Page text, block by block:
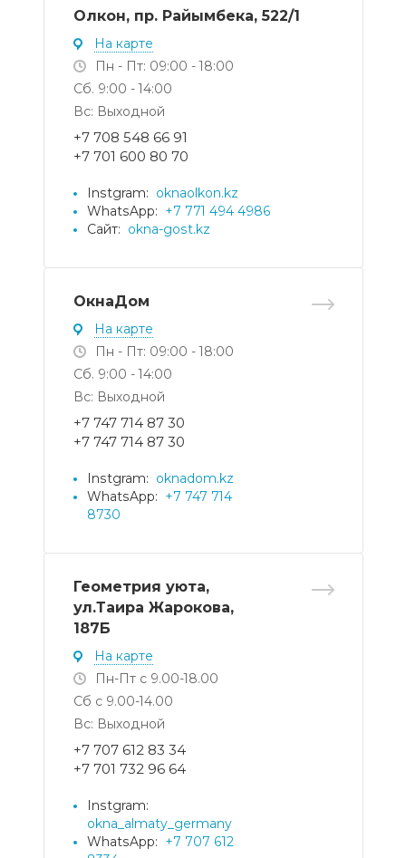
Олкон, пр. Райымбека, 522/1
На карте
Пн - Пт: 09:00 - 18:00
Сб. 9:00 - 14:00
Вс: Выходной
+7 708 548 66 91
+7 701 600 80 70
Instgram: oknaolkon.kz
WhatsApp: +7 771 494 4986
Сайт: okna-gost.kz
ОкнаДом
На карте
Пн - Пт: 09:00 - 18:00
Сб. 9:00 - 14:00
Вс: Выходной
+7 747 714 87 30
+7 747 714 87 30
Instgram: oknadom.kz
WhatsApp: +7 747 714
8730
Геометрия уюта,
ул.Таира Жарокова,
187Б
На карте
Пн-Пт с 9.00-18.00
Сб с 9.00-14.00
Вс: Выходной
+7 707 612 83 34
+7 701 732 96 64
Instgram:
okna_almaty_germany
WhatsApp: +7 707 612